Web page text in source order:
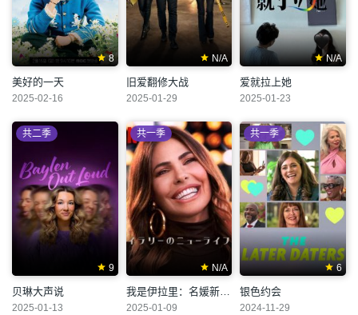
8
美好的一天
2025-02-16
N/A
旧爱翻修大战
2025-01-29
N/A
爱就拉上她
2025-01-23
9
共二季
贝琳大声说
2025-01-13
N/A
共一季
我是伊拉里：名媛新生活
2025-01-09
6
共一季
银色约会
2024-11-29